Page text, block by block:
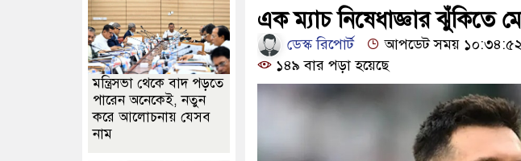
মাস্টারমাইন্ড ওয়াসিম হালদার গ্রেপ্তার আওয়ামী লীগের ‘জঙ্গিবাদের ন্যারেটিভ’ পুরনো রাজনীতি :
ভোটার তালিকা প্রকাশ, ভোট দেবেন ৩৪৯ এমপি
এক ম্যাচ নিষেধাজ্ঞার ঝুঁকিতে
ডেস্ক রিপোর্ট
আপডেট সময় ১০:৩৪:৫২
১৪৯ বার পড়া হয়েছে
মন্ত্রিসভা থেকে বাদ পড়তে
পারেন অনেকেই, নতুন
করে আলোচনায় যেসব
নাম